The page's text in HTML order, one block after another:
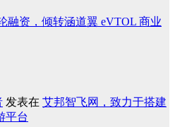
融资，倾转涵道翼 eVTOL 商业
发表在 艾邦智飞网，致力于搭建
平台